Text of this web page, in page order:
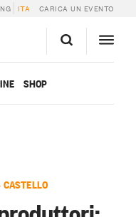
ITA CARICA UN EVENTO
SHOP